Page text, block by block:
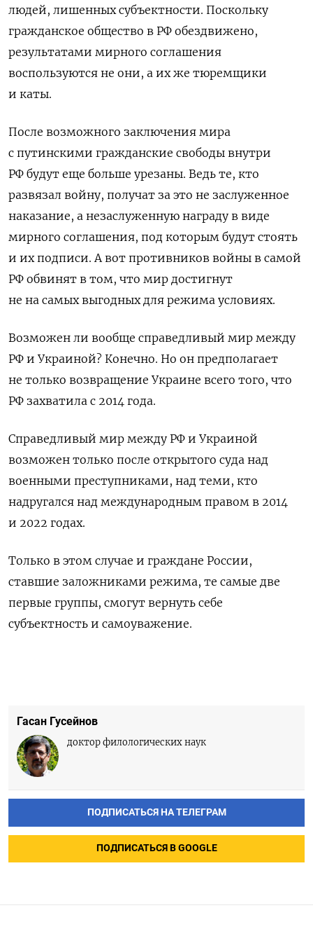
людей, лишенных субъектности. Поскольку
гражданское общество в РФ обездвижено,
результатами мирного соглашения
воспользуются не они, а их же тюремщики
и каты.
После возможного заключения мира
с путинскими гражданские свободы внутри
РФ будут еще больше урезаны. Ведь те, кто
развязал войну, получат за это не заслуженное
наказание, а незаслуженную награду в виде
мирного соглашения, под которым будут стоять
и их подписи. А вот противников войны в самой
РФ обвинят в том, что мир достигнут
не на самых выгодных для режима условиях.
Возможен ли вообще справедливый мир между
РФ и Украиной? Конечно. Но он предполагает
не только возвращение Украине всего того, что
РФ захватила с 2014 года.
Справедливый мир между РФ и Украиной
возможен только после открытого суда над
военными преступниками, над теми, кто
надругался над международным правом в 2014
и 2022 годах.
Только в этом случае и граждане России,
ставшие заложниками режима, те самые две
первые группы, смогут вернуть себе
субъектность и самоуважение.
Гасан Гусейнов
доктор филологических наук
ПОДПИСАТЬСЯ НА ТЕЛЕГРАМ
ПОДПИСАТЬСЯ В GOOGLE